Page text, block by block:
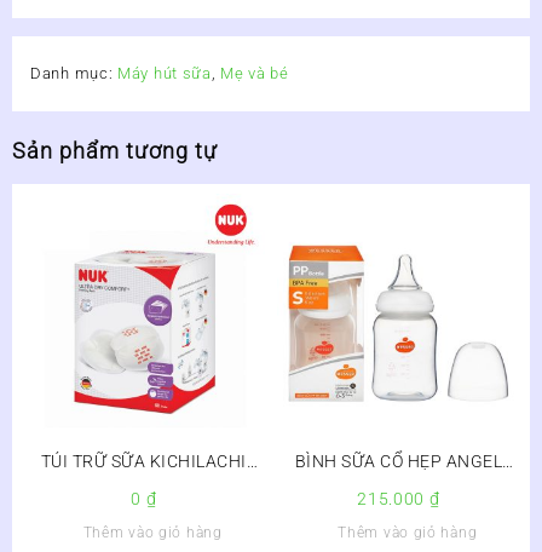
Danh mục: Máy hút sữa Mẹ và bé
Sản phẩm tương tự
TÚI TRỮ SỮA KICHILACHI
0 ₫
Thêm vào giỏ hàng
BÌNH SỮA CỔ HẸP ANGEL
215.000 ₫
Thêm vào giỏ hàng